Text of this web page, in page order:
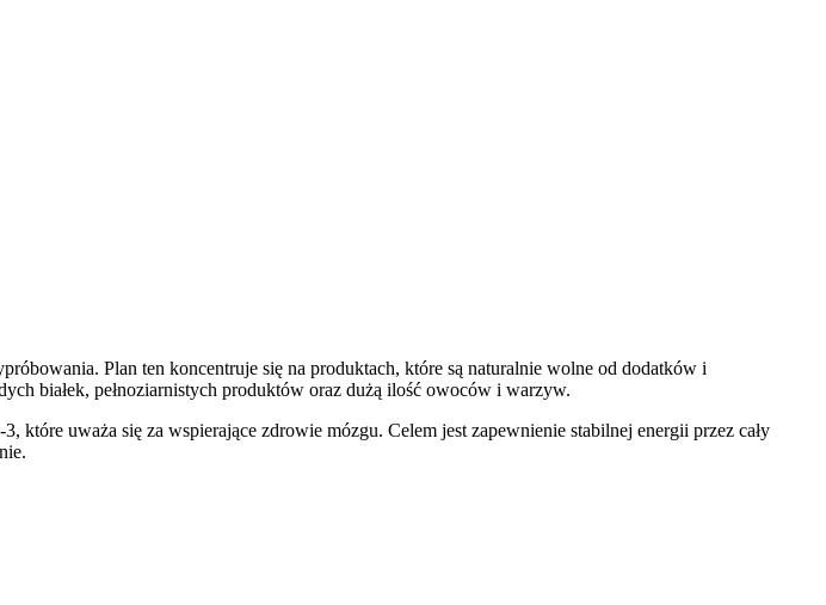
Plan ten koncentruje się na produktach, które są naturalnie wolne od dodatków i
białek, pełnoziarnistych produktów oraz dużą ilość owoców i warzyw.
które uważa się za wspierające zdrowie mózgu. Celem jest zapewnienie stabilnej energii przez cały